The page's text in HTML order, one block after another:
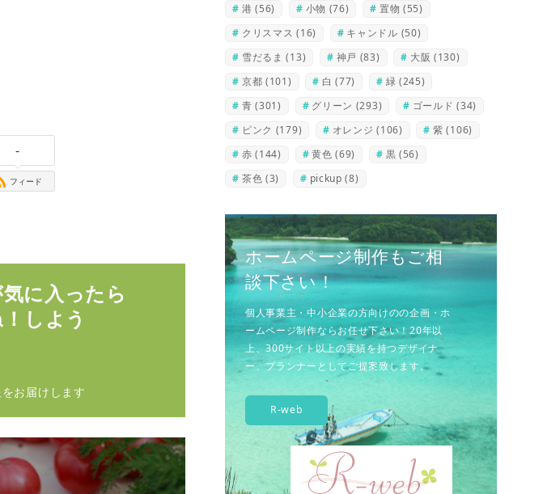
-
フィード
に入ったら
しよう
お届けします
港 (56) 小物 (76) 置物 (55)
クリスマス (16) キャンドル (50)
雪だるま (13) 神戸 (83) 大阪 (130)
京都 (101) 白 (77) 緑 (245)
青 (301) グリーン (293) ゴールド (34)
ピンク (179) オレンジ (106) 紫 (106)
赤 (144) 黄色 (69) 黒 (56)
茶色 (3) pickup (8)
ホームページ制作もご相
談下さい！
個人事業主・中小企業の方向けのの企画・ホ
ームページ制作ならお任せ下さい！20年以
上、300サイト以上の実績を持つデザイナ
ー、プランナーとしてご提案致します。
R-web